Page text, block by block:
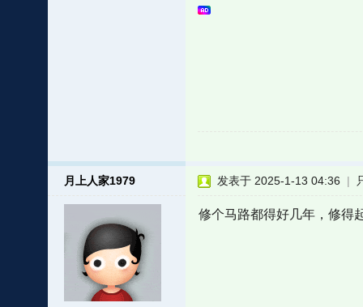
月上人家1979 发表于 2025-1-13 04:36 |
修个马路都得好几年，修得